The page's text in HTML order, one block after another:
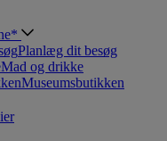
Planlæg dit besøg
Mad og drikke
Museumsbutikken